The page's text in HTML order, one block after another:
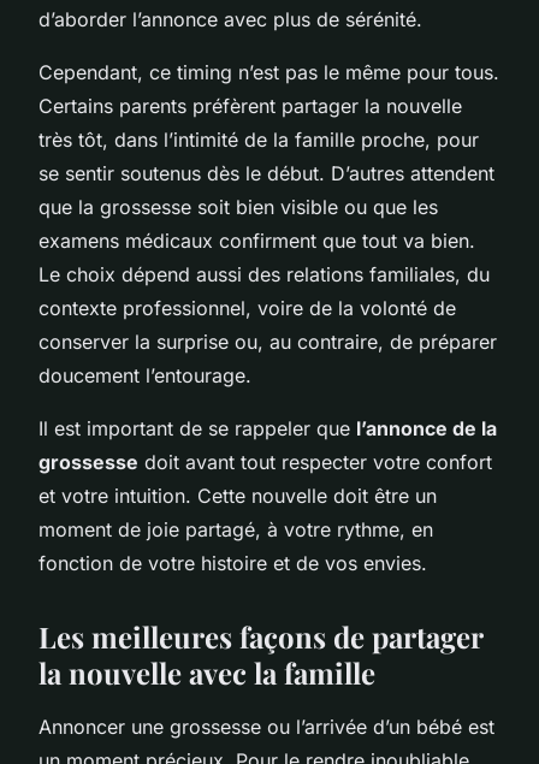
d’aborder l’annonce avec plus de sérénité.
Cependant, ce timing n’est pas le même pour tous.
Certains parents préfèrent partager la nouvelle
très tôt, dans l’intimité de la famille proche, pour
se sentir soutenus dès le début. D’autres attendent
que la grossesse soit bien visible ou que les
examens médicaux confirment que tout va bien.
Le choix dépend aussi des relations familiales, du
contexte professionnel, voire de la volonté de
conserver la surprise ou, au contraire, de préparer
doucement l’entourage.
Il est important de se rappeler que l’annonce de la
grossesse doit avant tout respecter votre confort
et votre intuition. Cette nouvelle doit être un
moment de joie partagé, à votre rythme, en
fonction de votre histoire et de vos envies.
Les meilleures façons de partager
la nouvelle avec la famille
Annoncer une grossesse ou l’arrivée d’un bébé est